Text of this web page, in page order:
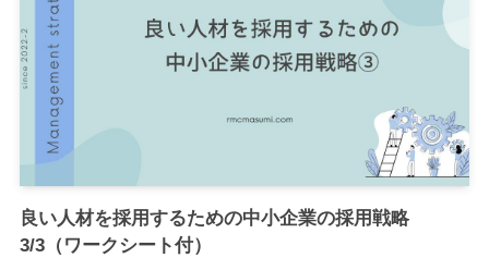
良い人材を採用するための中小企業の採用戦略
3/3（ワークシート付）